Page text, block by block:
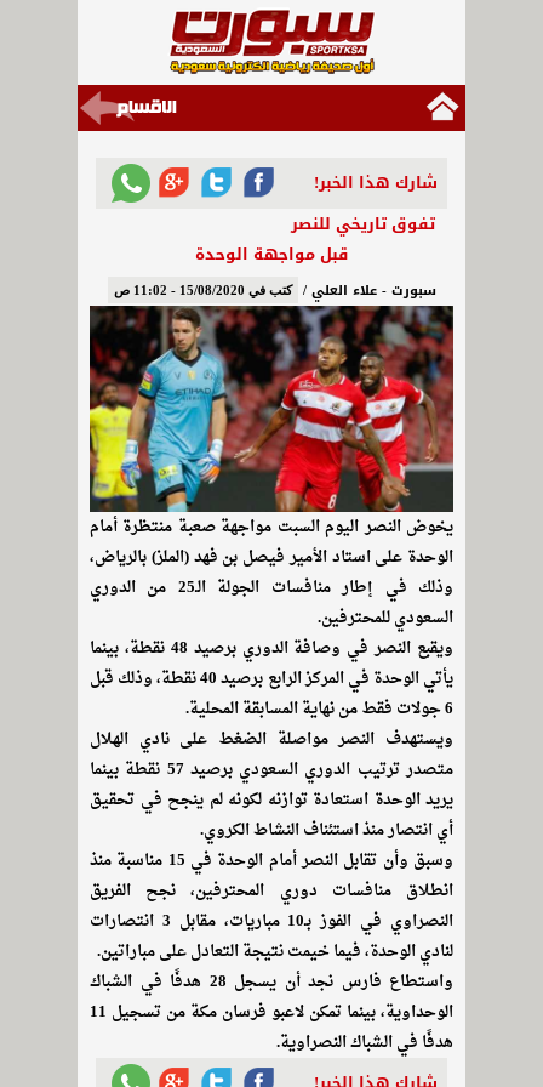
شارك هذا الخبر!
تفوق تاريخي للنصر
قبل مواجهة الوحدة
سبورت - علاء العلي / كتب في 15/08/2020 - 11:02 ص
يخوض النصر اليوم السبت مواجهة صعبة منتظرة أمام
الوحدة على استاد الأمير فيصل بن فهد (الملز) بالرياض،
وذلك في إطار منافسات الجولة الـ25 من الدوري
السعودي للمحترفين.
ويقبع النصر في وصافة الدوري برصيد 48 نقطة، بينما
يأتي الوحدة في المركز الرابع برصيد 40 نقطة، وذلك قبل
6 جولات فقط من نهاية المسابقة المحلية.
ويستهدف النصر مواصلة الضغط على نادي الهلال
متصدر ترتيب الدوري السعودي برصيد 57 نقطة بينما
يريد الوحدة استعادة توازنه لكونه لم ينجح في تحقيق
أي انتصار منذ استئناف النشاط الكروي.
وسبق وأن تقابل النصر أمام الوحدة في 15 مناسبة منذ
انطلاق منافسات دوري المحترفين، نجح الفريق
النصراوي في الفوز بـ10 مباريات، مقابل 3 انتصارات
لنادي الوحدة، فيما خيمت نتيجة التعادل على مباراتين.
واستطاع فارس نجد أن يسجل 28 هدفًا في الشباك
الوحداوية، بينما تمكن لاعبو فرسان مكة من تسجيل 11
هدفًا في الشباك النصراوية.